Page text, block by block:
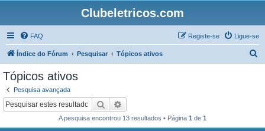
Clubeletricos.com
FAQ Ligue-se
Registe-se
Índice do Fórum Pesquisar Tópicos ativos
Tópicos ativos
Pesquisa avançada
Pesquisar
A pesquisa encontrou 13 resultados • Página 1 de 1